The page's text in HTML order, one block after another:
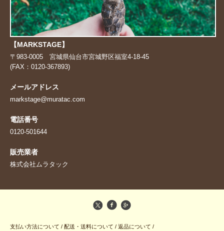
【MARKSTAGE】
〒983-0005 宮城県仙台市宮城野区福室4-18-45
(FAX：0120-367893)
メールアドレス
markstage@muratac.com
電話番号
0120-501644
販売業者
株式会社ムラタック
支払い方法について / 配送・送料について / 返品について /